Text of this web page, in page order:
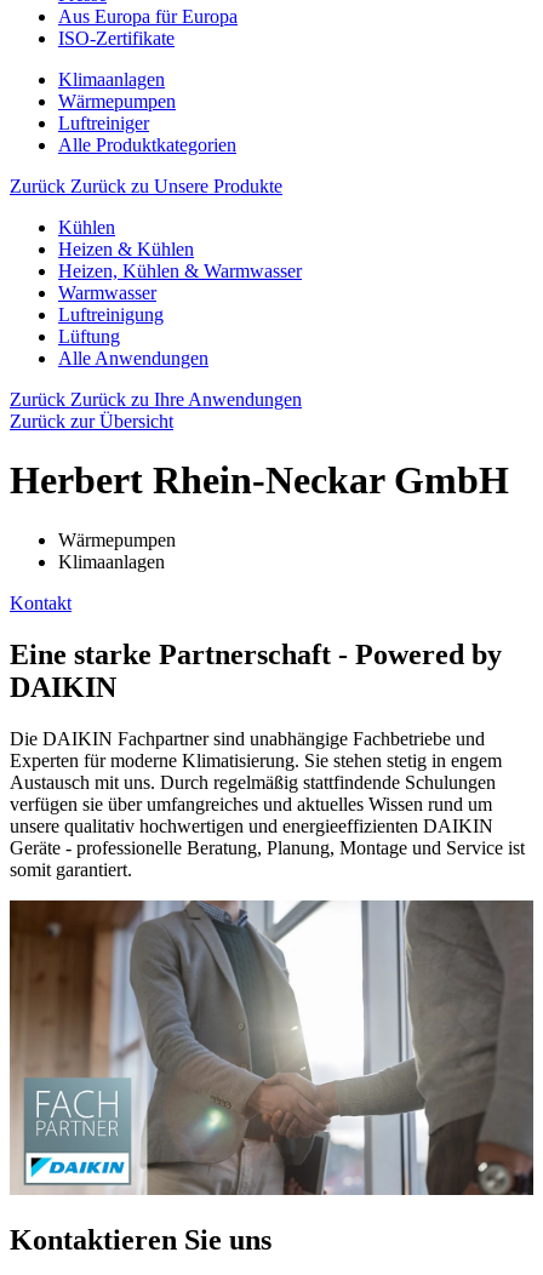
Aus Europa für Europa
ISO-Zertifikate
Klimaanlagen
Wärmepumpen
Luftreiniger
Alle Produktkategorien
Zurück Zurück zu Unsere Produkte
Kühlen
Heizen & Kühlen
Heizen, Kühlen & Warmwasser
Warmwasser
Luftreinigung
Lüftung
Alle Anwendungen
Zurück Zurück zu Ihre Anwendungen
Zurück zur Übersicht
Herbert Rhein-Neckar GmbH
Wärmepumpen
Klimaanlagen
Kontakt
Eine starke Partnerschaft - Powered by
DAIKIN
Die DAIKIN Fachpartner sind unabhängige Fachbetriebe und
Experten für moderne Klimatisierung. Sie stehen stetig in engem
Austausch mit uns. Durch regelmäßig stattfindende Schulungen
verfügen sie über umfangreiches und aktuelles Wissen rund um
unsere qualitativ hochwertigen und energieeffizienten DAIKIN
Geräte - professionelle Beratung, Planung, Montage und Service ist
somit garantiert.
Kontaktieren Sie uns